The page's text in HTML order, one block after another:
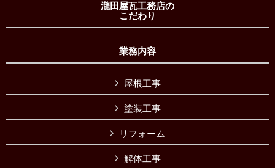
瀧田屋瓦工務店の
こだわり
業務内容
屋根工事
塗装工事
リフォーム
解体工事